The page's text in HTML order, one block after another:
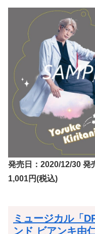
発売日：2020/12/30 発
1,001円(税込)
ミュージカル「
ンド ビアンキ由